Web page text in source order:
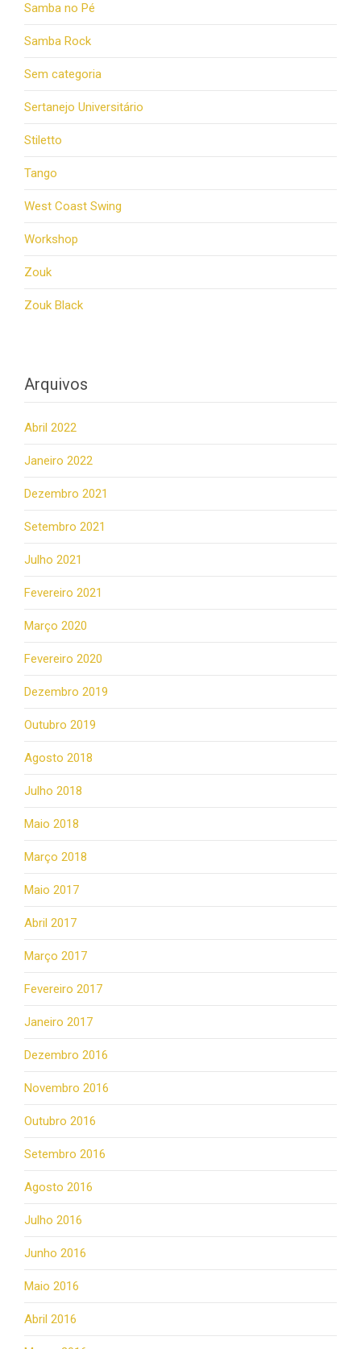
Samba no Pé
Samba Rock
Sem categoria
Sertanejo Universitário
Stiletto
Tango
West Coast Swing
Workshop
Zouk
Zouk Black
Arquivos
Abril 2022
Janeiro 2022
Dezembro 2021
Setembro 2021
Julho 2021
Fevereiro 2021
Março 2020
Fevereiro 2020
Dezembro 2019
Outubro 2019
Agosto 2018
Julho 2018
Maio 2018
Março 2018
Maio 2017
Abril 2017
Março 2017
Fevereiro 2017
Janeiro 2017
Dezembro 2016
Novembro 2016
Outubro 2016
Setembro 2016
Agosto 2016
Julho 2016
Junho 2016
Maio 2016
Abril 2016